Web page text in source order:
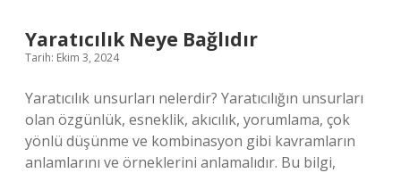
Yaratıcılık Neye Bağlıdır
Tarih: Ekim 3, 2024
Yaratıcılık unsurları nelerdir? Yaratıcılığın unsurları
olan özgünlük, esneklik, akıcılık, yorumlama, çok
yönlü düşünme ve kombinasyon gibi kavramların
anlamlarını ve örneklerini anlamalıdır. Bu bilgi,